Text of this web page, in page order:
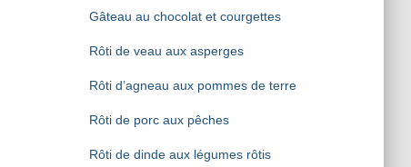
Gâteau au chocolat et courgettes
Rôti de veau aux asperges
Rôti d’agneau aux pommes de terre
Rôti de porc aux pêches
Rôti de dinde aux légumes rôtis